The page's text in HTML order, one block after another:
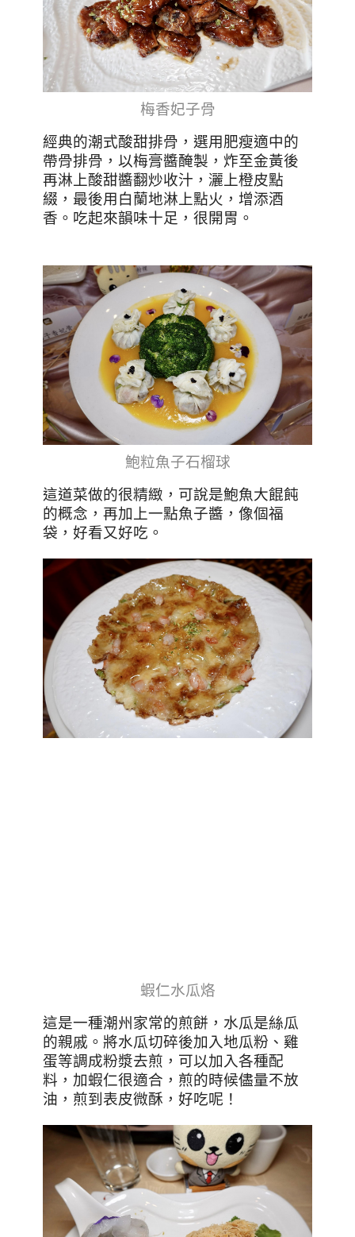
梅香妃子骨
經典的潮式酸甜排骨，選用肥瘦適中的
帶骨排骨，以梅膏醬醃製，炸至金黃後
再淋上酸甜醬翻炒收汁，灑上橙皮點
綴，最後用白蘭地淋上點火，增添酒
香 。吃起來韻味十足，很開胃。
鮑粒魚子石榴球
這道菜做的很精緻，可說是鮑魚大餛飩
的概念，再加上一點魚子醬，像個福
袋，好看又好吃 。
蝦仁水瓜烙
這是一種潮州家常的煎餅，水瓜是絲瓜
的親戚 。 將水瓜切碎後加入地瓜粉 、 雞
蛋等調成粉漿去煎，可以加入各種配
料，加蝦仁很適合，煎的時候儘量不放
油，煎到表皮微酥，好吃呢！